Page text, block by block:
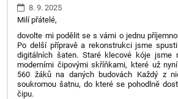
8. 9. 2025
Milí přátelé,
dovolte mi podělit se s vámi o jednu
Po delší přípravě a rekonstrukci jsme
digitálních šaten. Staré klecové kóje jsme
moderními čipovými skříňkami, které už
560 žáků na daných budovách Každý z
soukromou šatnu, do které se pohodlně
čipu.